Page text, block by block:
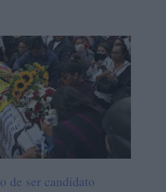
de ser candidato